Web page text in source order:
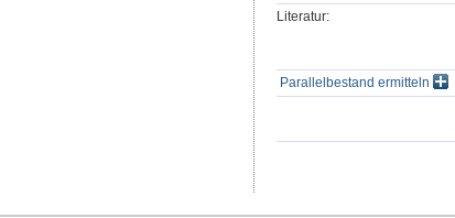
Literatur:
Parallelbestand ermitteln